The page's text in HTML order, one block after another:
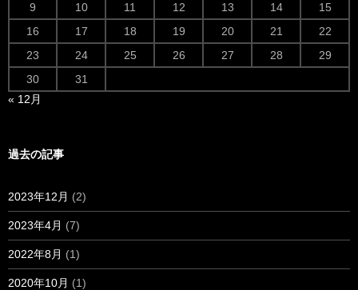
9
10 11 12 13 14
15
16
17 18 19 20 21
22
23
24 25 26 27 28
29
30
31
« 12月
過去の記事
2023年12月 (2)
2023年4月 (7)
2022年8月 (1)
2020年10月 (1)